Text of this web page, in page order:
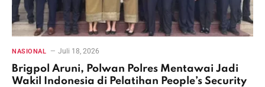
NASIONAL Juli 18, 2026
Brigpol Aruni, Polwan Polres Mentawai Jadi
Wakil Indonesia di Pelatihan People’s Security